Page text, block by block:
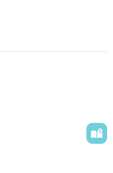
います！
とうございます！